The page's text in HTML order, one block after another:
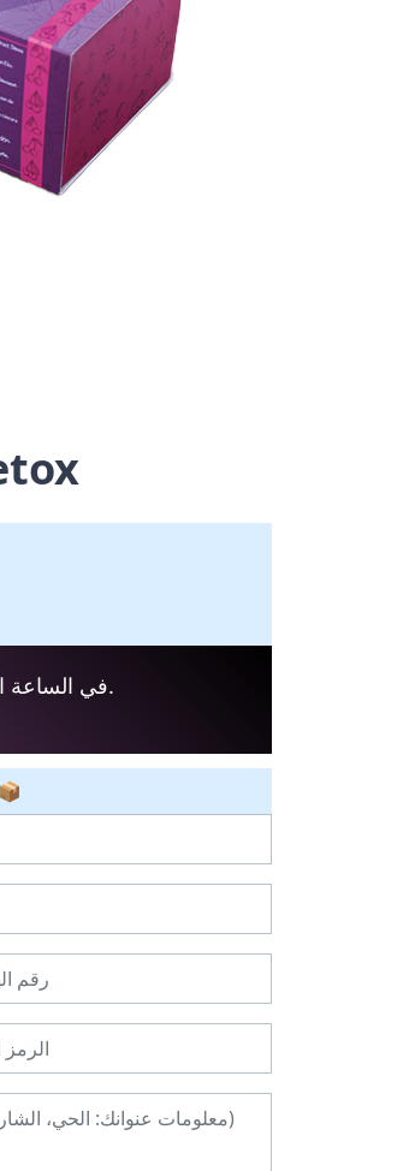
🛒 فيشخص هذا المنتج إلى سلة التسوق الخاصة بهم.
📦 � - الحصول على معلومات عنواني الحالي 📦